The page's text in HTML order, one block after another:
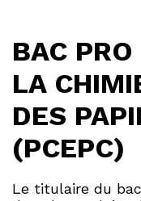
BAC
LA
DES
(PCEPC)
Le titulaire du